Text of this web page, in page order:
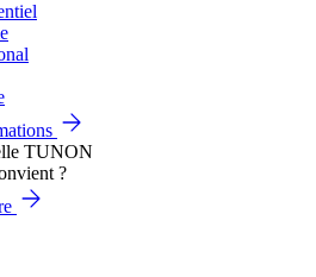
?